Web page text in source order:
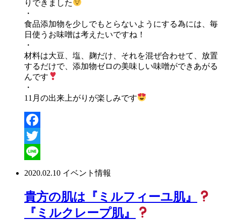
りできました
・
食品添加物を少しでもとらないようにする為には、毎
日使うお味噌は考えたいですね！
・
材料は大豆、塩、麹だけ、それを混ぜ合わせて、放置
するだけで、添加物ゼロの美味しい味噌ができあがる
んです
・
11月の出来上がりが楽しみです
Facebook
Twitter
2020.02.10 イベント情報
貴方の肌は『ミルフィーユ肌』
『ミルクレープ肌』